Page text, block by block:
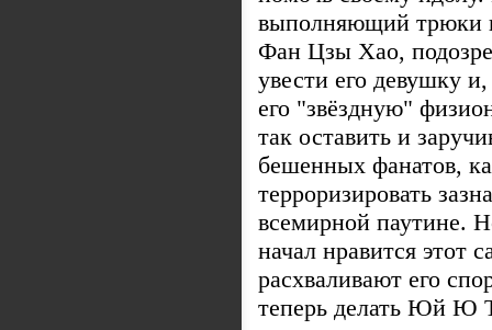
выполняющий трюки
Фан Цзы Хао,
увести его девушку
его "звёздную"
так оставить и
бешенных фанатов,
терроризировать
всемирной паутине.
начал нравится этот
расхваливают его
теперь делать Юй Ю